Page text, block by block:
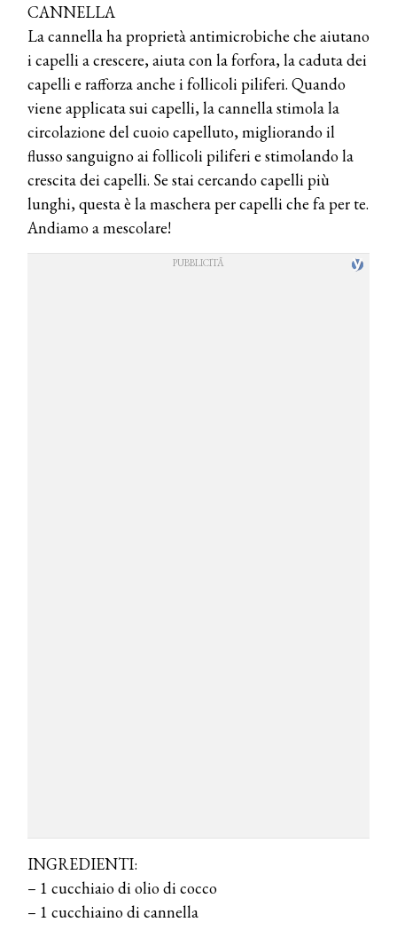
CANNELLA
La cannella ha proprietà antimicrobiche che aiutano
i capelli a crescere, aiuta con la forfora, la caduta dei
capelli e rafforza anche i follicoli piliferi. Quando
viene applicata sui capelli, la cannella stimola la
circolazione del cuoio capelluto, migliorando il
flusso sanguigno ai follicoli piliferi e stimolando la
crescita dei capelli. Se stai cercando capelli più
lunghi, questa è la maschera per capelli che fa per te.
Andiamo a mescolare!
INGREDIENTI:
– 1 cucchiaio di olio di cocco
– 1 cucchiaino di cannella